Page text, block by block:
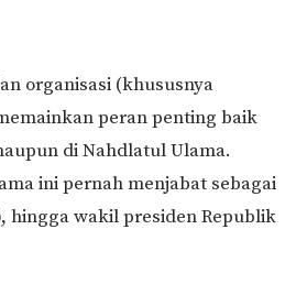
organisasi (khususnya
peran penting baik
di Nahdlatul Ulama.
ini pernah menjabat sebagai
hingga wakil presiden Republik